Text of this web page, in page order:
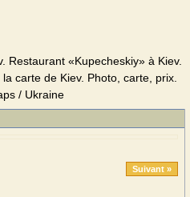
Restaurant «Kupecheskiy» à Kiev.
carte de Kiev. Photo, carte, prix.
/ Ukraine
Suivant »